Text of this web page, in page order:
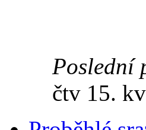
Poslední
čtv 15.